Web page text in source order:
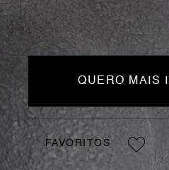
QUERO MAIS
FAVORITOS